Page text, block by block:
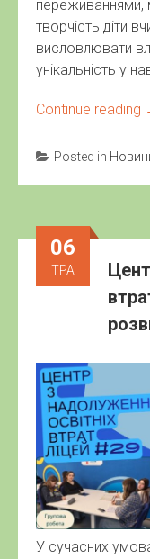
переживаннями,
творчість діти
висловлювати
унікальність у
Continue reading
Posted in
06
ТРА
У сучасних